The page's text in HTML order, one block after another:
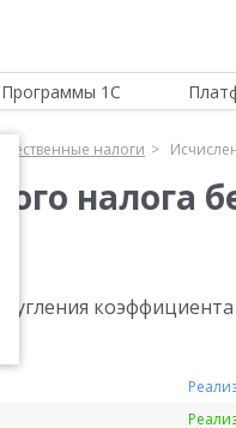
Программы 1С
налоги
налога
коэффициента